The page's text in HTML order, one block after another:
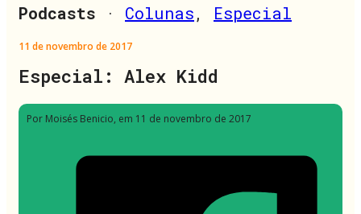
Podcasts · Colunas, Especial
11 de novembro de 2017
Especial: Alex Kidd
Por Moisés Benicio, em 11 de novembro de 2017